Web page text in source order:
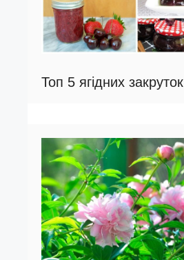
Топ 5 ягідних закруток